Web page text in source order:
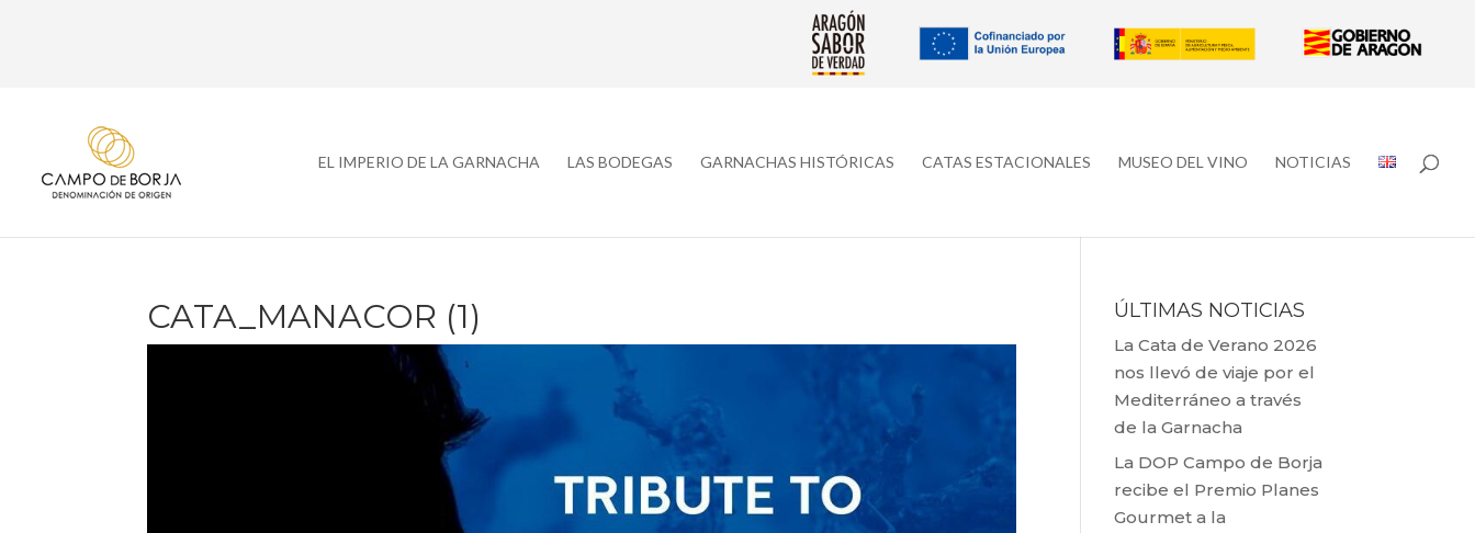
EL IMPERIO DE LA GARNACHA LAS BODEGAS GARNACHAS HISTÓRICAS CATAS ESTACIONALES MUSEO DEL VINO NOTICIAS
CATA_MANACOR (1) ÚLTIMAS NOTICIAS
La Cata de Verano 2026
nos llevó de viaje por el
Mediterráneo a través
de la Garnacha
La DOP Campo de Borja
recibe el Premio Planes
Gourmet a la